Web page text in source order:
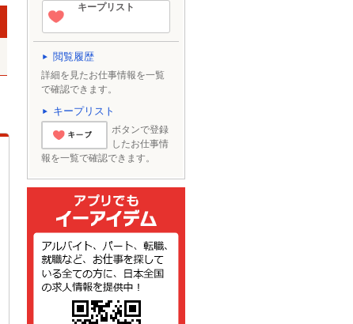
キープリスト
閲覧履歴
詳細を見たお仕事情報を一覧
で確認できます。
キープリスト
とりあえずキー
ボタンで登録
したお仕事情
報を一覧で確認できます。